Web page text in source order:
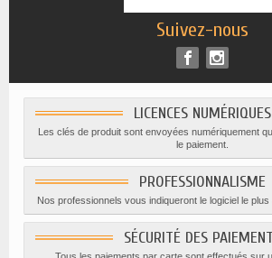
Suivez-nous
LICENCES NUMÉRIQUES
Les clés de produit sont envoyées numériquement
le paiement.
PROFESSIONNALISME
Nos professionnels vous indiqueront le logiciel le plus
SÉCURITÉ DES